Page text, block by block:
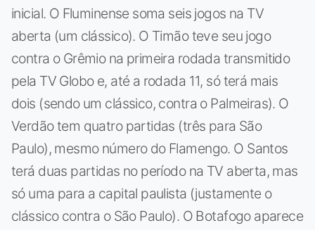
inicial. O Fluminense soma seis jogos na TV
aberta (um clássico). O Timão teve seu jogo
contra o Grêmio na primeira rodada transmitido
pela TV Globo e, até a rodada 11, só terá mais
dois (sendo um clássico, contra o Palmeiras). O
Verdão tem quatro partidas (três para São
Paulo), mesmo número do Flamengo. O Santos
terá duas partidas no período na TV aberta, mas
só uma para a capital paulista (justamente o
clássico contra o São Paulo). O Botafogo aparece